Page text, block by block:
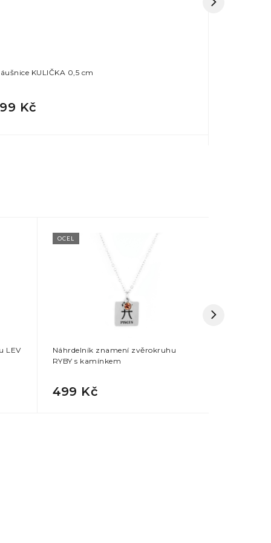
KULIČKA 0,5 cm
Kč
LEV
OCEL
Náhrdelník znamení zvěrokruhu
RYBY s kamínkem
499 Kč